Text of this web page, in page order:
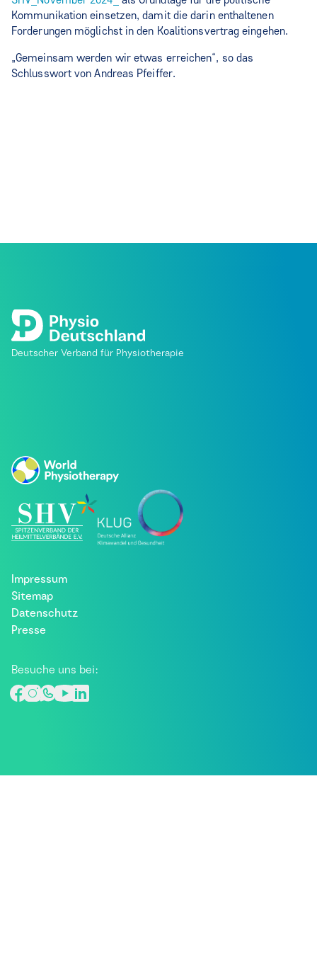
Kommunikation einsetzen, damit die darin enthaltenen
Forderungen möglichst in den Koalitionsvertrag eingehen.
„Gemeinsam werden wir etwas erreichen“, so das
Schlusswort von Andreas Pfeiffer.
Deutscher Verband für Physiotherapie
Impressum
Sitemap
Datenschutz
Presse
Besuche uns bei: